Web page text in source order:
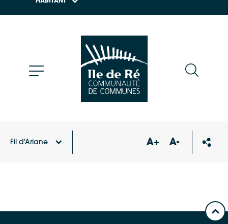
Fil d'Ariane A+ A-